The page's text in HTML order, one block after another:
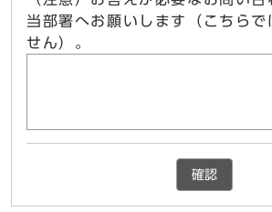
当部署へお願いします（こちらで
せん）。
確認